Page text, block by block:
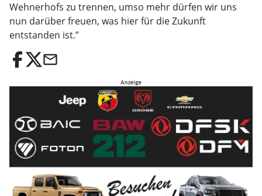
Wehnerhofs zu trennen, umso mehr dürfen wir uns
nun darüber freuen, was hier für die Zukunft
entstanden ist.”
email